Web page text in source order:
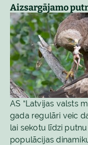
Aizsargājamo
AS “Latvijas valsts
gada regulāri veic
lai sekotu līdzi
populācijas